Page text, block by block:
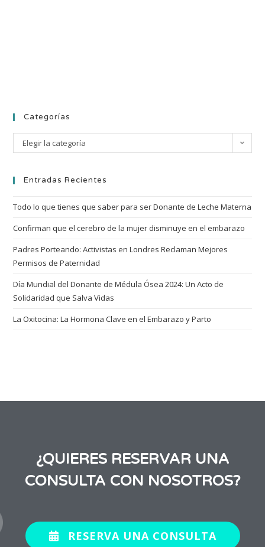
Categorías
Elegir la categoría
Entradas Recientes
Todo lo que tienes que saber para ser Donante de Leche Materna
Confirman que el cerebro de la mujer disminuye en el embarazo
Padres Porteando: Activistas en Londres Reclaman Mejores
Permisos de Paternidad
Día Mundial del Donante de Médula Ósea 2024: Un Acto de
Solidaridad que Salva Vidas
La Oxitocina: La Hormona Clave en el Embarazo y Parto
¿QUIERES RESERVAR UNA
CONSULTA CON NOSOTROS?
RESERVA UNA CONSULTA